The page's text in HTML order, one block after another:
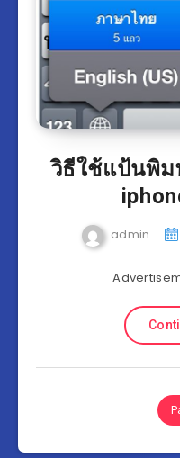
วิธีใช้แป้นพิม
admin